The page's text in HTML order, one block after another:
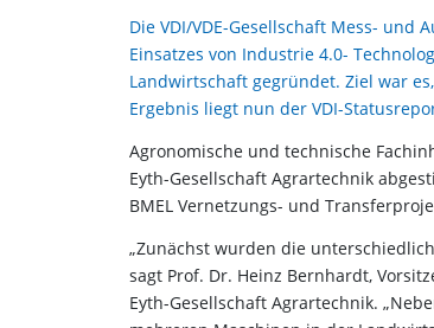
Die VDI/VDE-Gesellschaft Mess- und
Einsatzes von Industrie 4.0-
Landwirtschaft gegründet. Ziel war
Ergebnis liegt nun der VDI-
Agronomische und technische
Eyth-Gesellschaft Agrartechnik
BMEL Vernetzungs- und
„Zunächst wurden die
sagt Prof. Dr. Heinz Bernhardt,
Eyth-Gesellschaft Agrartechnik.